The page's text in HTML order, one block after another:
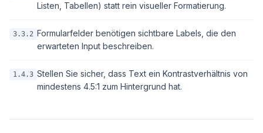
Listen, Tabellen) statt rein visueller Formatierung.
3.3.2 Formularfelder benötigen sichtbare Labels, die den
erwarteten Input beschreiben.
1.4.3 Stellen Sie sicher, dass Text ein Kontrastverhältnis von
mindestens 4.5:1 zum Hintergrund hat.